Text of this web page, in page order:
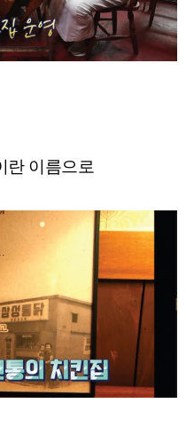
란 이름으로